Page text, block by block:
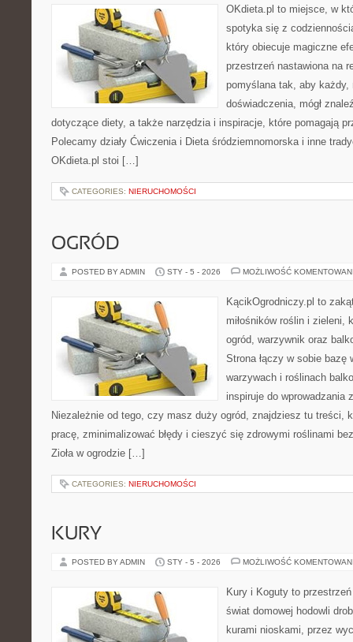
OKdieta.pl to miejsce, w
spotyka się z
który obiecuje magiczne
przestrzeń nastawiona na
pomyślana tak, aby każdy,
doświadczenia, mógł
dotyczące diety, a także narzędzia i inspiracje, które pomagają
Polecamy działy Ćwiczenia i Dieta śródziemnomorska i inne
OKdieta.pl stoi […]
CATEGORIES: NIERUCHOMOŚCI
OGRÓD
POSTED BY ADMIN STY - 5 - 2026 MOŻLIWOŚĆ
KącikOgrodniczy.pl to
miłośników roślin i zieleni,
ogród, warzywnik oraz
Strona łączy w sobie bazę
warzywach i roślinach
inspiruje do wprowadzania
Niezależnie od tego, czy masz duży ogród, znajdziesz tu treści,
pracę, zminimalizować błędy i cieszyć się zdrowymi roślinami
Zioła w ogrodzie […]
CATEGORIES: NIERUCHOMOŚCI
KURY
POSTED BY ADMIN STY - 5 - 2026 MOŻLIWOŚĆ
Kury i Koguty to
świat domowej hodowli
kurami nioskami, przez